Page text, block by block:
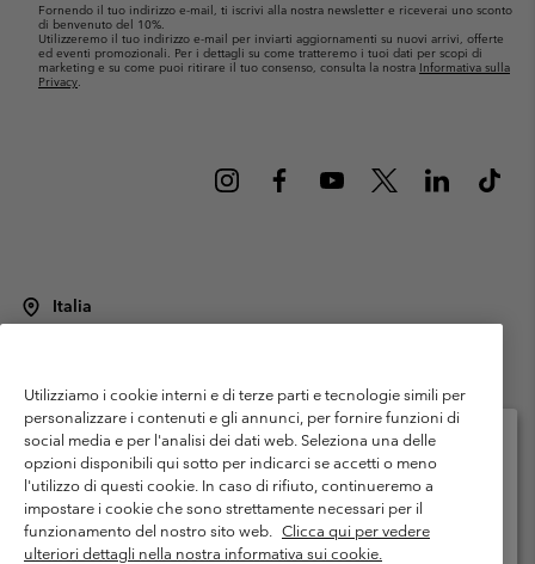
Fornendo il tuo indirizzo e-mail, ti iscrivi alla nostra newsletter e riceverai uno sconto
di benvenuto del 10%.
Utilizzeremo il tuo indirizzo e-mail per inviarti aggiornamenti su nuovi arrivi, offerte
ed eventi promozionali. Per i dettagli su come tratteremo i tuoi dati per scopi di
marketing e su come puoi ritirare il tuo consenso, consulta la nostra Informativa sulla
Privacy.
Italia
Termini di utilizzo
Condizioni Generali di Venditaa
Garanzia
Politica sulla privacy
Termini e condizioni del programma di membership
Condizioni di utilizzo dei contenuti generati dagli utenti
Impressum
Cookies
Public CBCR
Utilizziamo i cookie interni e di terze parti e tecnologie simili per
personalizzare i contenuti e gli annunci, per fornire funzioni di
social media e per l'analisi dei dati web. Seleziona una delle
opzioni disponibili qui sotto per indicarci se accetti o meno
l'utilizzo di questi cookie. In caso di rifiuto, continueremo a
impostare i cookie che sono strettamente necessari per il
funzionamento del nostro sito web. Clicca qui per vedere
ulteriori dettagli nella nostra informativa sui cookie.
Seleziona il paese di spedizione e la lingua
Shopping online disponibile